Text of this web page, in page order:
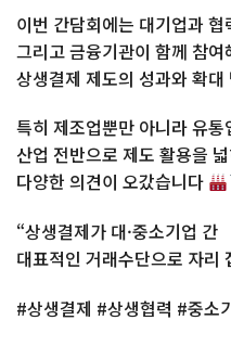
이번 간담회에는 대기업과 협
그리고 금융기관이 함께 참여
상생결제 제도의 성과와 확
특히 제조업뿐만 아니라 유통
산업 전반으로 제도 활용을
다양한 의견이 오갔습니다
“상생결제가 대·중소기업 간
대표적인 거래수단으로 자리
#상생결제 #상생협력 #중소